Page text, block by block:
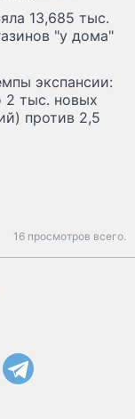
13,685 тыс.
"у дома"
экспансии:
2 тыс. новых
против 2,5
16 просмотров всего.